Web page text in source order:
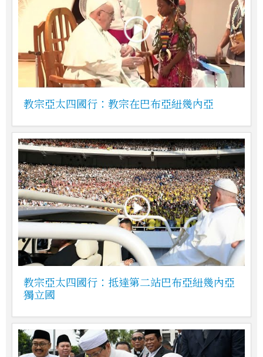
教宗亞太四國行：教宗在巴布亞紐幾內亞
教宗亞太四國行：抵達第二站巴布亞紐幾內亞
獨立國